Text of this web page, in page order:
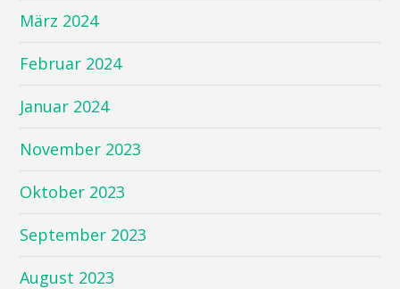
März 2024
Februar 2024
Januar 2024
November 2023
Oktober 2023
September 2023
August 2023